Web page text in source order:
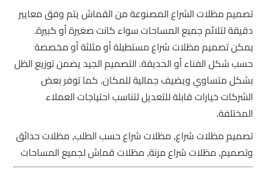
تصميم مظلات الشراع المصنوعة من القماش يتم وفق معايير
دقيقة لتلائم جميع المساحات سواء كانت صغيرة أو كبيرة.
يمكن تصميم مظلات شراع مستطيلة أو مثلثة أو مخصصة
حسب شكل الفناء أو الحديقة. التصميم الجيد يضمن توزيع الظل
بشكل متساوي ويضيف جمالية للمكان. كما توفر بعض
الشركات خيارات قابلة للتعديل لتناسب احتياجات العملاء
المختلفة.
تصميم مظلات شراع, مظلات شراع حسب الطلب, مظلات حدائق
وتصميم, مظلات شراع مرنة, مظلات قماش لجميع المساحات